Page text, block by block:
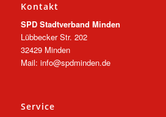
Kontakt
SPD Stadtverband Minden
Lübbecker Str. 202
32429 Minden
Mail: info@spdminden.de
Service